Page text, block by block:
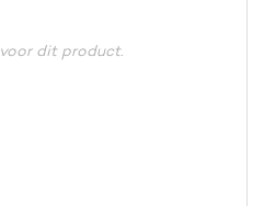
dit product.